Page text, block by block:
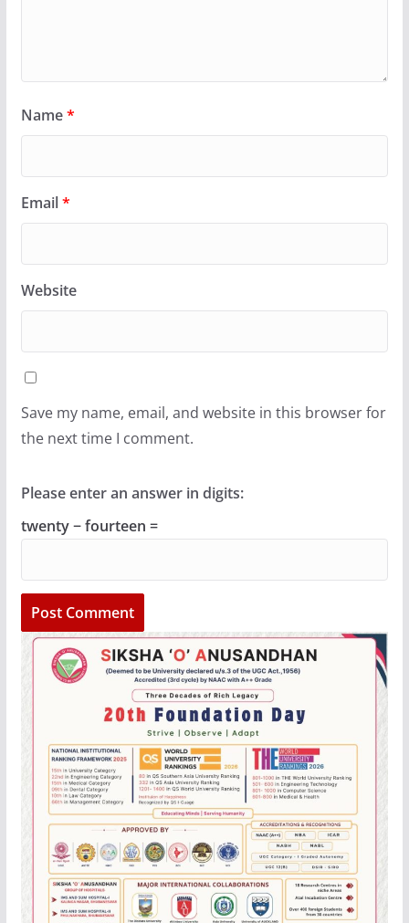
Name*
Email*
Website
Save my name, email, and website in this browser for
the next time I comment.
Please enter an answer in digits:
twenty − fourteen =